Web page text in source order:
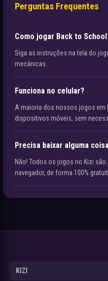
Perguntas Frequentes
Como jogar Back to
Siga as instruções na tela do
mecânicas.
Funciona no celular?
A maioria dos nossos jogos em
dispositivos móveis, sem
Precisa baixar alguma
Não! Todos os jogos no Kizi
navegador, de forma 100%
KIZI